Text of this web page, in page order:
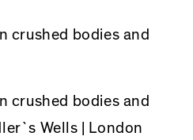
crushed bodies and
crushed bodies and
Wells | London